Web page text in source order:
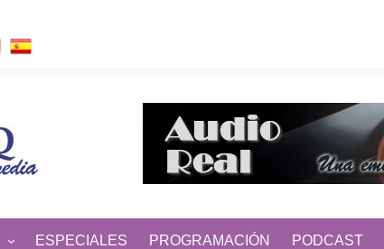
ESPECIALES PROGRAMACIÓN PODCAST